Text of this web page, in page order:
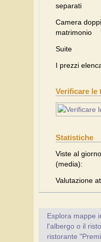
separati
Camera
matrimonio
Suite
I prezzi
Verificare le
Statistiche
Viste al giorno
(media):
Valutazione
Esplora mappe
l'albergo o il
ristorante